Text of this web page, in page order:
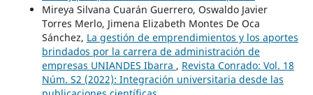
Mireya Silvana Cuarán Guerrero, Oswaldo Javier
Torres Merlo, Jimena Elizabeth Montes De Oca
Sánchez, La gestión de emprendimientos y los aportes
brindados por la carrera de administración de
empresas UNIANDES Ibarra , Revista Conrado: Vol. 18
Núm. S2 (2022): Integración universitaria desde las